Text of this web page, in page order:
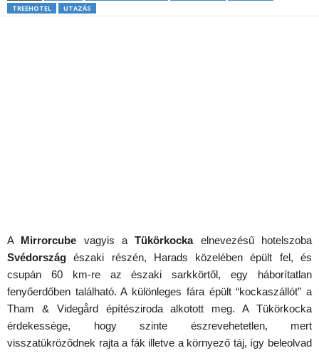
TREEHOTEL
UTAZÁS
A Mirrorcube vagyis aTükörkockaelnevezésű hotelszoba
Svédország északi részén, Harads közelében épült fel, és
csupán 60 km-re az északi sarkkörtől, egy háborítatlan
fenyőerdőben található. A különleges fára épült “kockaszállót” a
Tham & Videgård építésziroda alkotott meg. A Tükörkocka
érdekessége, hogy szinte észrevehetetlen, mert
visszatükröződnek rajta a fák illetve a környező táj, így beleolvad